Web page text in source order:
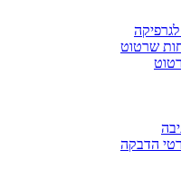
לגרפיקה
שרטוט
הדבקה